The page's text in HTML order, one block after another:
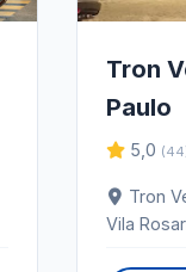
Tron
Paulo
5,0
Tron
Vila